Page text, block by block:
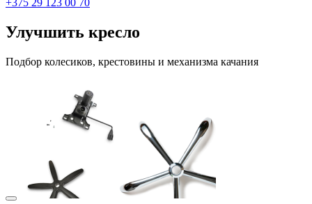
Улучшить кресло
Подбор колесиков, крестовины и механизма качания